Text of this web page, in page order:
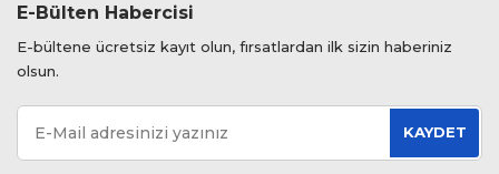
E-Bülten Habercisi
E-bültene ücretsiz kayıt olun, fırsatlardan ilk sizin haberiniz
olsun.
KAYDET